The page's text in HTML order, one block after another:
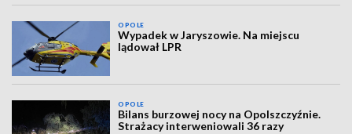
OPOLE
Wypadek w Jaryszowie. Na miejscu
lądował LPR
OPOLE
Bilans burzowej nocy na Opolszczyźnie.
Strażacy interweniowali 36 razy